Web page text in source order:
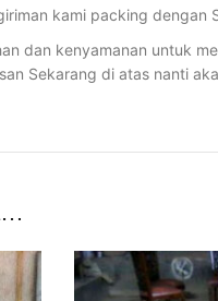
kami packing
dan kenyamanan untuk
Sekarang di atas nanti